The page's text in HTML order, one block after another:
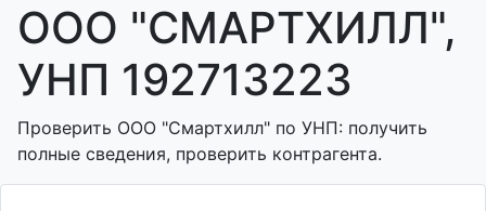
ООО "СМАРТХИЛЛ",
УНП 192713223
Проверить ООО "Смартхилл" по УНП: получить
полные сведения, проверить контрагента.